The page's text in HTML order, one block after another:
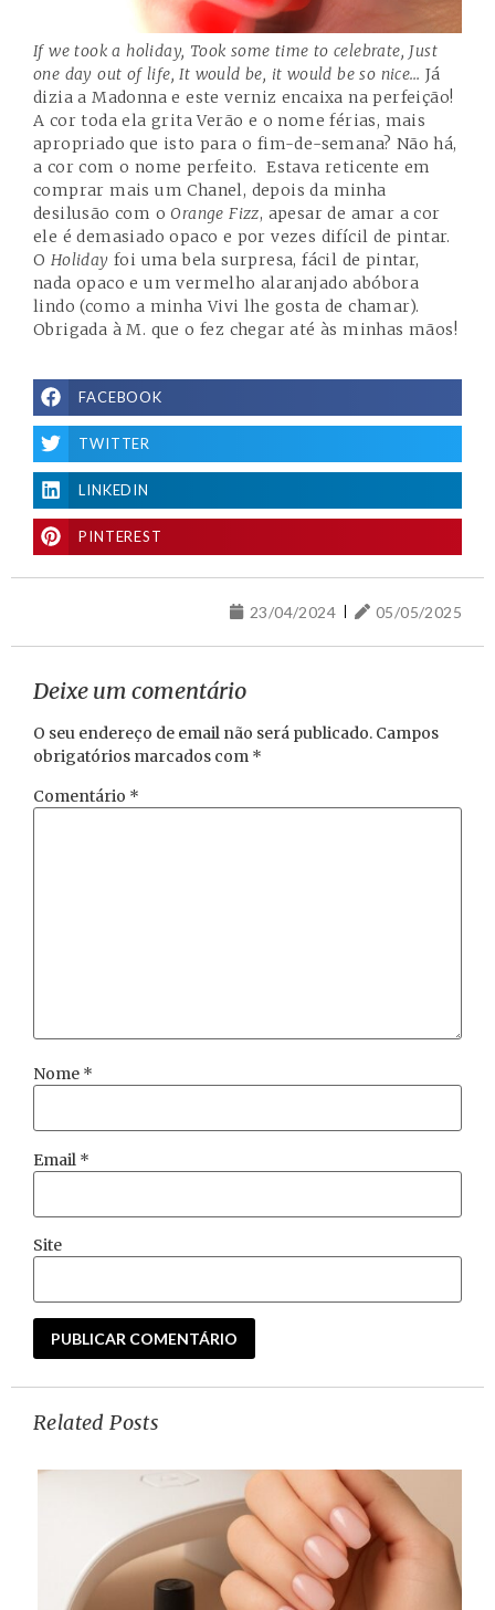
If we took a holiday, Took some time to celebrate, Just
one day out of life, It would be, it would be so nice… Já
dizia a Madonna e este verniz encaixa na perfeição!
A cor toda ela grita Verão e o nome férias, mais
apropriado que isto para o fim-de-semana? Não há,
a cor com o nome perfeito. Estava reticente em
comprar mais um Chanel, depois da minha
desilusão com o Orange Fizz, apesar de amar a cor
ele é demasiado opaco e por vezes difícil de pintar.
O Holiday foi uma bela surpresa, fácil de pintar,
nada opaco e um vermelho alaranjado abóbora
lindo (como a minha Vivi lhe gosta de chamar).
Obrigada à M. que o fez chegar até às minhas mãos!
FACEBOOK
TWITTER
LINKEDIN
PINTEREST
23/04/2024 05/05/2025
Deixe um comentário
O seu endereço de email não será publicado. Campos
obrigatórios marcados com *
Comentário *
Nome *
Email *
Site
Related Posts